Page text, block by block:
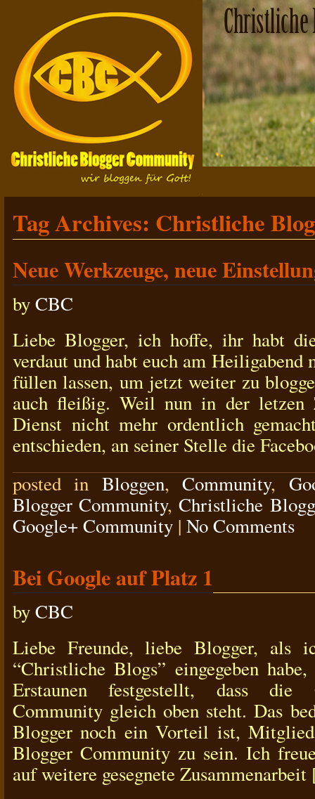
Tag Archives: Christliche
Neue Werkzeuge, neue
byCBC
Liebe Blogger, ich hoffe, ihr habt
verdaut und habt euch am Heiligabend
füllen lassen, um jetzt weiter zu
auch fleißig. Weil nun in der letzen
Dienst nicht mehr ordentlich
entschieden, an seiner Stelle die
posted in Bloggen,Community,
Blogger Community,Christliche
Google+ Community | No Comments
Bei Google auf Platz 1
byCBC
Liebe Freunde, liebe Blogger, als
“Christliche Blogs” eingegeben
Erstaunen festgestellt, dass die
Community gleich oben steht. Das
Blogger noch ein Vorteil ist,
Blogger Community zu sein. Ich
auf weitere gesegnete